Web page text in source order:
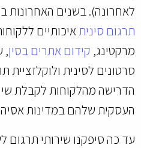
לאחרונה). בשנים האחרונות
תרגום סיניתאיכותיים
מרקטינג, קידום אתרים בסין,
סרטונים לסינית ולוקלזציית
הדרישה מהלקוחות לקבלת
העסקית שלהם במדינות
עד כה סיפקנו שירותי תרגום